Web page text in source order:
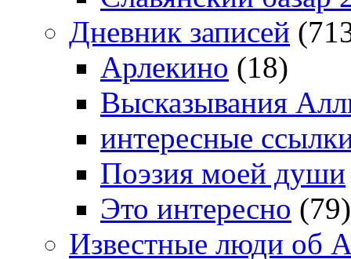
Дневник записей
Арлекино (18)
Высказывания
интересные
Поэзия моей души
Это интересно (79)
Известные люди об